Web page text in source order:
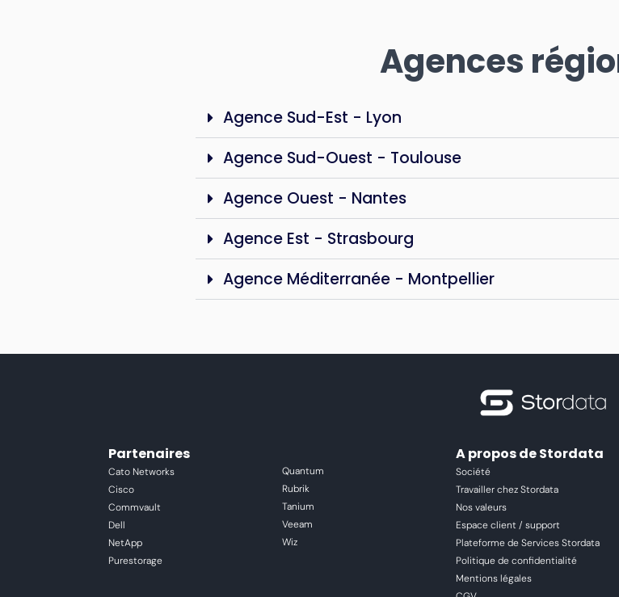
Agences
Agence Sud-Est - Lyon
Agence Sud-Ouest - Toulouse
Agence Ouest - Nantes
Agence Est - Strasbourg
Agence Méditerranée - Montpellier
Partenaires
Cato Networks
Cisco
Commvault
Dell
NetApp
Purestorage
Quantum
Rubrik
Tanium
Veeam
Wiz
A propos de Stordata
Société
Travailler chez Stordata
Nos valeurs
Espace client / support
Plateforme de Services Stordata
Politique de confidentialité
Mentions légales